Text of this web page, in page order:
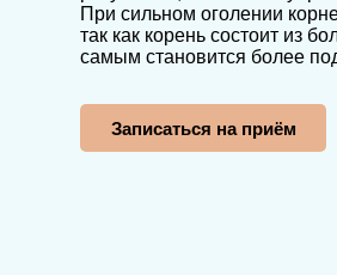
При сильном оголении
так как корень состоит из
самым становится более
Записаться на приём